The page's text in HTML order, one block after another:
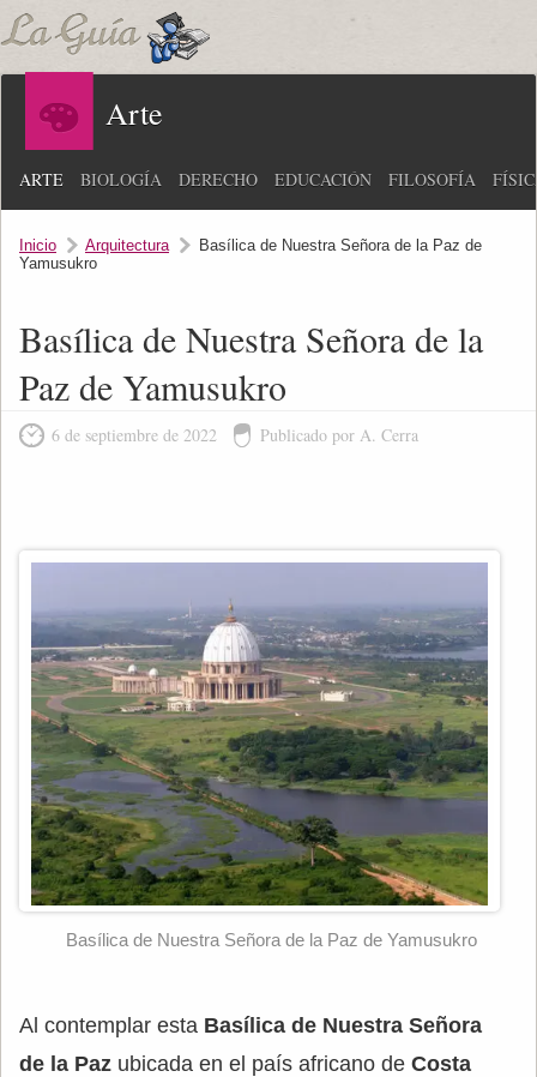
Arte
ARTE BIOLOGÍA DERECHO EDUCACIÓN FILOSOFÍA
Inicio Arquitectura
Basílica de Nuestra Señora de la Paz de
Yamusukro
Basílica de Nuestra Señora de la
Paz de Yamusukro
6 de septiembre de 2022 Publicado por A. Cerra
Basílica de Nuestra Señora de la Paz de Yamusukro
Al contemplar esta Basílica de Nuestra Señora
de la Paz ubicada en el país africano de Costa